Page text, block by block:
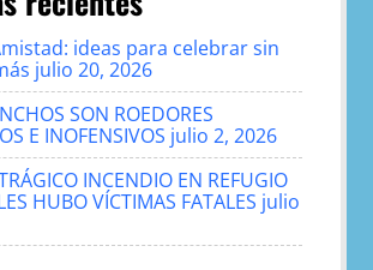
ideas para celebrar sin
julio 20, 2026
SON ROEDORES
E INOFENSIVOS julio 2, 2026
INCENDIO EN REFUGIO
HUBO VÍCTIMAS FATALES julio